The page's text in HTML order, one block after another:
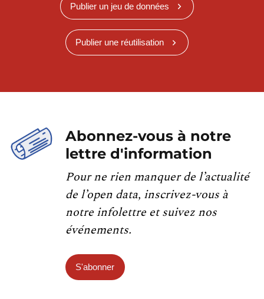
Publier un jeu de données
Publier une réutilisation
Abonnez-vous à notre
lettre d'information
Pour ne rien manquer de l’actualité
de l’open data, inscrivez-vous à
notre infolettre et suivez nos
événements.
S'abonner